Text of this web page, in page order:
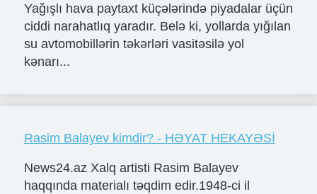
Yağışlı hava paytaxt küçələrində piyadalar üçün
ciddi narahatlıq yaradır. Belə ki, yollarda yığılan
su avtomobillərin təkərləri vasitəsilə yol
kənarı...
Rasim Balayev kimdir? - HƏYAT HEKAYƏSİ
News24.az Xalq artisti Rasim Balayev
haqqında materialı təqdim edir.1948-ci il